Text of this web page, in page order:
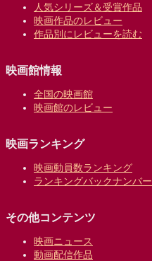
人気シリーズ＆受賞作品
映画作品のレビュー
作品別にレビューを読む
映画館情報
全国の映画館
映画館のレビュー
映画ランキング
映画動員数ランキング
ランキングバックナンバー
その他コンテンツ
映画ニュース
動画配信作品